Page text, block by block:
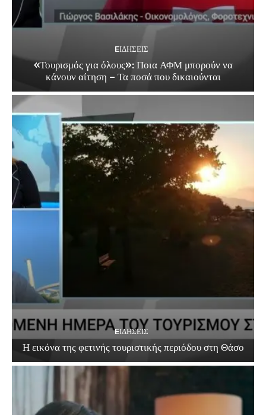
EΙΔΗΣΕΙΣ
«Τουρισμός για όλους»: Ποια ΑΦΜ μπορούν να
κάνουν αίτηση – Τα ποσά που δικαιούνται
EΙΔΗΣΕΙΣ
Η εικόνα της φετινής τουριστικής περιόδου στη Θάσο